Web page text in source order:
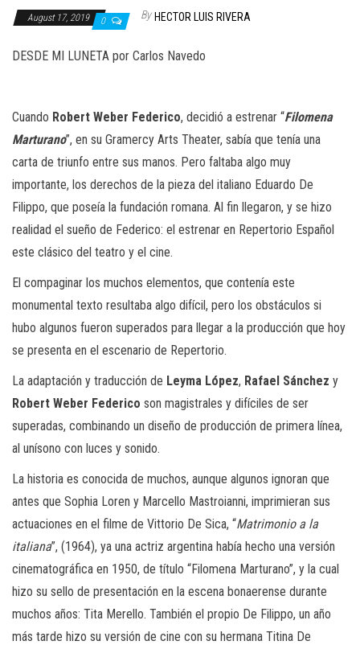
August 17, 2019 0 By HECTOR LUIS RIVERA
DESDE MI LUNETA por Carlos Navedo
Cuando Robert Weber Federico, decidió a estrenar “Filomena
Marturano”, en su Gramercy Arts Theater, sabía que tenía una
carta de triunfo entre sus manos. Pero faltaba algo muy
importante, los derechos de la pieza del italiano Eduardo De
Filippo, que poseía la fundación romana. Al fin llegaron, y se hizo
realidad el sueño de Federico: el estrenar en Repertorio Español
este clásico del teatro y el cine.
El compaginar los muchos elementos, que contenía este
monumental texto resultaba algo difícil, pero los obstáculos si
hubo algunos fueron superados para llegar a la producción que hoy
se presenta en el escenario de Repertorio.
La adaptación y traducción de Leyma López, Rafael Sánchez y
Robert Weber Federico son magistrales y difíciles de ser
superadas, combinando un diseño de producción de primera línea,
al unísono con luces y sonido.
La historia es conocida de muchos, aunque algunos ignoran que
antes que Sophia Loren y Marcello Mastroianni, imprimieran sus
actuaciones en el filme de Vittorio De Sica, “Matrimonio a la
italiana”, (1964), ya una actriz argentina había hecho una versión
cinematográfica en 1950, de título “Filomena Marturano”, y la cual
hizo su sello de presentación en la escena bonaerense durante
muchos años: Tita Merello. También el propio De Filippo, un año
más tarde hizo su versión de cine con su hermana Titina De